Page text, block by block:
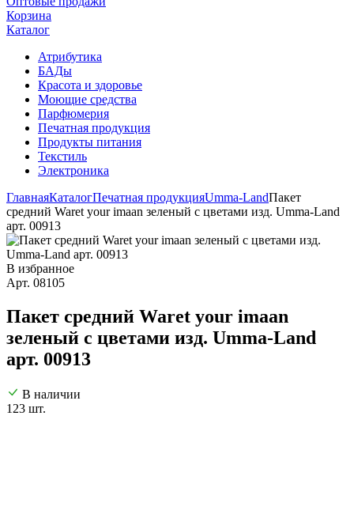
Корзина
Каталог
Атрибутика
БАДы
Красота и здоровье
Моющие средства
Парфюмерия
Печатная продукция
Продукты питания
Текстиль
Электроника
ГлавнаяКаталогПечатная продукцияUmma-LandПакет
средний Waret your imaan зеленый с цветами изд. Umma-Land
арт. 00913
В избранное
Арт. 08105
Пакет средний Waret your imaan
зеленый с цветами изд. Umma-Land
арт. 00913
В наличии
123 шт.